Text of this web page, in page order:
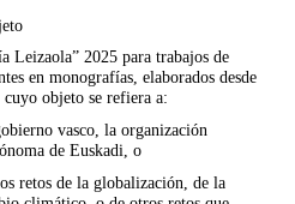
Leizaola” 2025 para trabajos de
en monografías, elaborados desde
objeto se refiera a:
vasco, la organización
de Euskadi, o
retos de la globalización, de la